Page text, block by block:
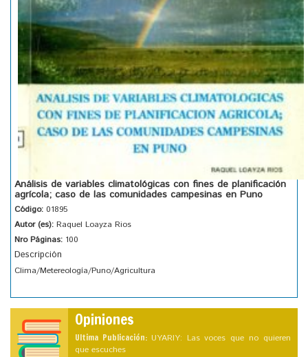
Análisis de variables climatológicas con fines de planificación
agrícola; caso de las comunidades campesinas en Puno
Código: 01895
Autor (es): Raquel Loayza Rios
Nro Páginas: 100
Descripción
Clima/Metereología/Puno/Agricultura
Opiniones
Ultima Publicación: UYARIY: Las voces que no quieren
que escuches